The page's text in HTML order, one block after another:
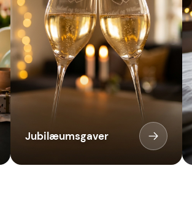
Jubilæumsgaver